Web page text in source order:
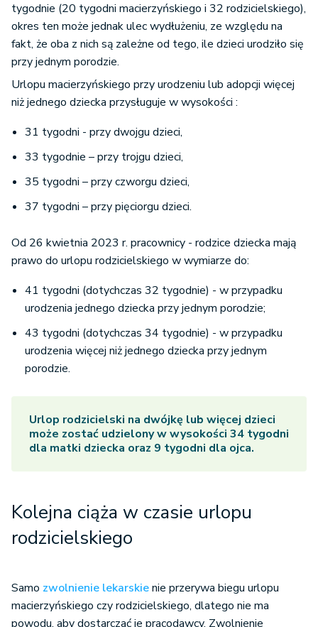
tygodnie (20 tygodni macierzyńskiego i 32 rodzicielskiego),
okres ten może jednak ulec wydłużeniu, ze względu na
fakt, że oba z nich są zależne od tego, ile dzieci urodziło się
przy jednym porodzie.
Urlopu macierzyńskiego przy urodzeniu lub adopcji więcej
niż jednego dziecka przysługuje w wysokości :
31 tygodni - przy dwojgu dzieci,
33 tygodnie – przy trojgu dzieci,
35 tygodni – przy czworgu dzieci,
37 tygodni – przy pięciorgu dzieci.
Od 26 kwietnia 2023 r. pracownicy - rodzice dziecka mają
prawo do urlopu rodzicielskiego w wymiarze do:
41 tygodni (dotychczas 32 tygodnie) - w przypadku
urodzenia jednego dziecka przy jednym porodzie;
43 tygodni (dotychczas 34 tygodnie) - w przypadku
urodzenia więcej niż jednego dziecka przy jednym
porodzie.
Urlop rodzicielski na dwójkę lub więcej dzieci
może zostać udzielony w wysokości 34 tygodni
dla matki dziecka oraz 9 tygodni dla ojca.
Kolejna ciąża w czasie urlopu
rodzicielskiego
Samo zwolnienie lekarskienie przerywa biegu urlopu
macierzyńskiego czy rodzicielskiego, dlatego nie ma
powodu, aby dostarczać je pracodawcy. Zwolnienie